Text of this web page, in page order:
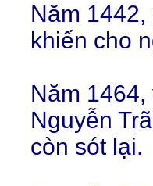
Năm
khiến cho
Năm
Nguyễn
còn sót lại.